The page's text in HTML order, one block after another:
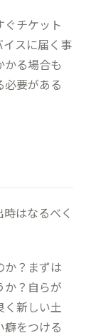
ぐチケット
スに届く事
る場合も
必要がある
はなるべく
か？まずは
か？自らが
く新しい土
をつける